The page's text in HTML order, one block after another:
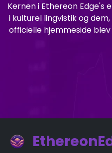
Kernen i Ethereon
i kulturel lingvistik og
officielle hjemmeside